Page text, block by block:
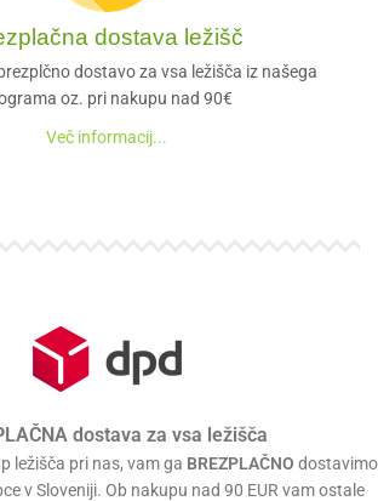
dostava ležišč
dostavo za vsa ležišča iz našega
oz. pri nakupu nad 90€
Več informacij...
dostava za vsa ležišča
ležišča pri nas, vam ga BREZPLAČNO dostavimo
v Sloveniji. Ob nakupu nad 90 EUR vam ostale